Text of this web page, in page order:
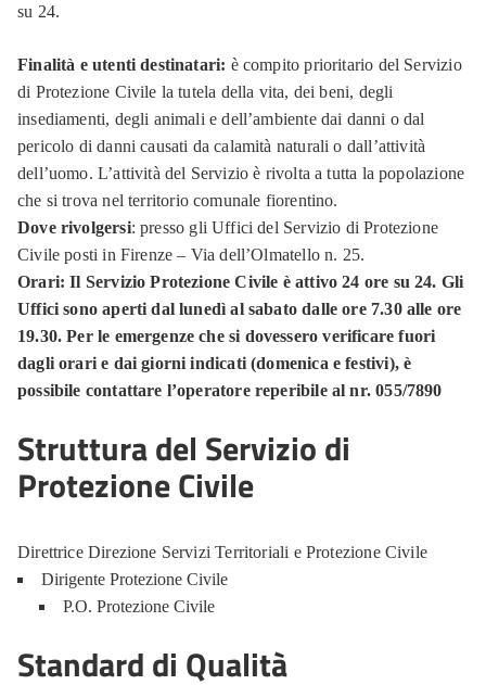
su 24.
Finalità e utenti destinatari: è compito prioritario del Servizio
di Protezione Civile la tutela della vita, dei beni, degli
insediamenti, degli animali e dell’ambiente dai danni o dal
pericolo di danni causati da calamità naturali o dall’attività
dell’uomo. L’attività del Servizio è rivolta a tutta la popolazione
che si trova nel territorio comunale fiorentino.
Dove rivolgersi: presso gli Uffici del Servizio di Protezione
Civile posti in Firenze – Via dell’Olmatello n. 25.
Orari: Il Servizio Protezione Civile è attivo 24 ore su 24. Gli
Uffici sono aperti dal lunedì al sabato dalle ore 7.30 alle ore
19.30. Per le emergenze che si dovessero verificare fuori
dagli orari e dai giorni indicati (domenica e festivi), è
possibile contattare l’operatore reperibile al nr. 055/7890
Struttura del Servizio di
Protezione Civile
Direttrice Direzione Servizi Territoriali e Protezione Civile
Dirigente Protezione Civile
P.O. Protezione Civile
Standard di Qualità